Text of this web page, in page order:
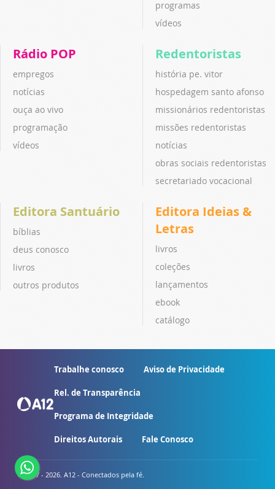
programas
vídeos
Rádio POP
empregos
notícias
ouça ao vivo
programação
vídeos
Redentoristas
história pe. vitor
hospedagem santo afonso
missionários redentoristas
missões redentoristas
notícias
obras sociais redentoristas
secretariado vocacional
Editora Santuário
bíblias
deus conosco
livros
outros produtos
Editora Ideias &
Letras
livros
coleções
lançamentos
ebook
catálogo
Trabalhe conosco Aviso de Privacidade
Rel. de Transparência
Programa de Integridade
Direitos Autorais Fale Conosco
© 2007 - 2026. A12 - Conectados pela fé.